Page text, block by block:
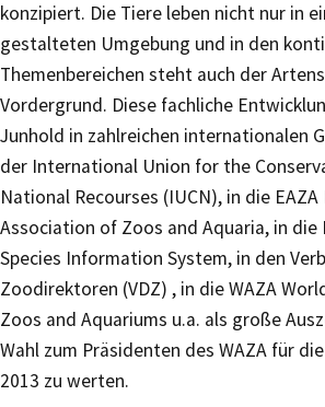
konzipiert. Die Tiere leben nicht nur in
gestalteten Umgebung und in den
Themenbereichen steht auch der
Vordergrund. Diese fachliche
Junhold in zahlreichen internationalen
der International Union for the
National Recourses (IUCN), in die EAZA
Association of Zoos and Aquaria, in die
Species Information System, in den
Zoodirektoren (VDZ) , in die WAZA
Zoos and Aquariums u.a. als große
Wahl zum Präsidenten des WAZA für
2013 zu werten.